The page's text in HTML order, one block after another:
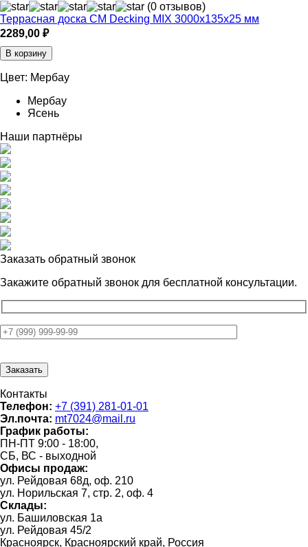
(0 отзывов)
Террасная доска CM Decking MIX 3000х135х25 мм
2289,00 ₽
В корзину
Цвет: Мербау
Мербау
Ясень
Наши партнёры
Заказать обратный звонок
Закажите обратный звонок для бесплатной консультации.
Контакты
Телефон: +7 (391) 281-01-01
Эл.почта: mt7024@mail.ru
График работы:
ПН-ПТ 9:00 - 18:00,
СБ, ВС - выходной
Офисы продаж:
ул. Рейдовая 68д, оф. 210
ул. Норильская 7, стр. 2, оф. 4
Склады:
ул. Башиловская 1а
ул. Рейдовая 45/2
Красноярск, Красноярский край, Россия